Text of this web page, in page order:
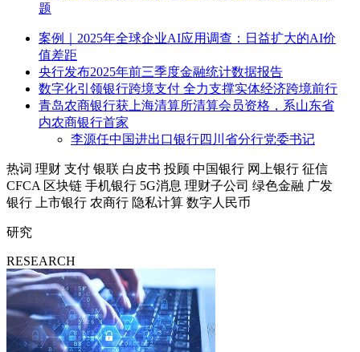
题
案例｜2025年全球企业AI应用调查：日益扩大的AI价
值差距
央行发布2025年前三季度金融统计数据报告
数字化引领银行跨境支付 全力支撑实体经济跨境前行
青岛农商银行获上海清算所清算会员资格，系山东省
内农商银行首家
李源任中国进出口银行四川省分行党委书记
热词 理财 支付 银联 白皮书 投顾 中国银行 网上银行 征信
CFCA 区块链 手机银行 5G消息 理财子公司 绿色金融 广发
银行
上市银行 农商行 隐私计算 数字人民币
研究
RESEARCH